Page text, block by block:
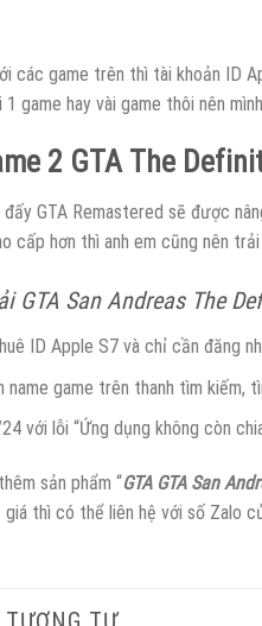
các game trên thì tài khoản ID
game hay vài game thôi nên
2 GTA The
GTA Remastered sẽ được
cấp hơn thì anh em cũng nên
GTA San Andreas The
ID Apple S7 và chỉ cần đăng
name game trên thanh tìm kiếm,
với lỗi “Ứng dụng không còn
sản phẩm “GTA GTA San
thì có thể liên hệ với số Zalo